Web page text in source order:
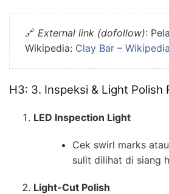
🔗 External link (dofollow):
Wikipedia: Clay Bar – Wikipedia
H3: 3. Inspeksi & Light Polish
LED Inspection Light
Cek swirl marks
sulit dilihat di siang
Light-Cut Polish